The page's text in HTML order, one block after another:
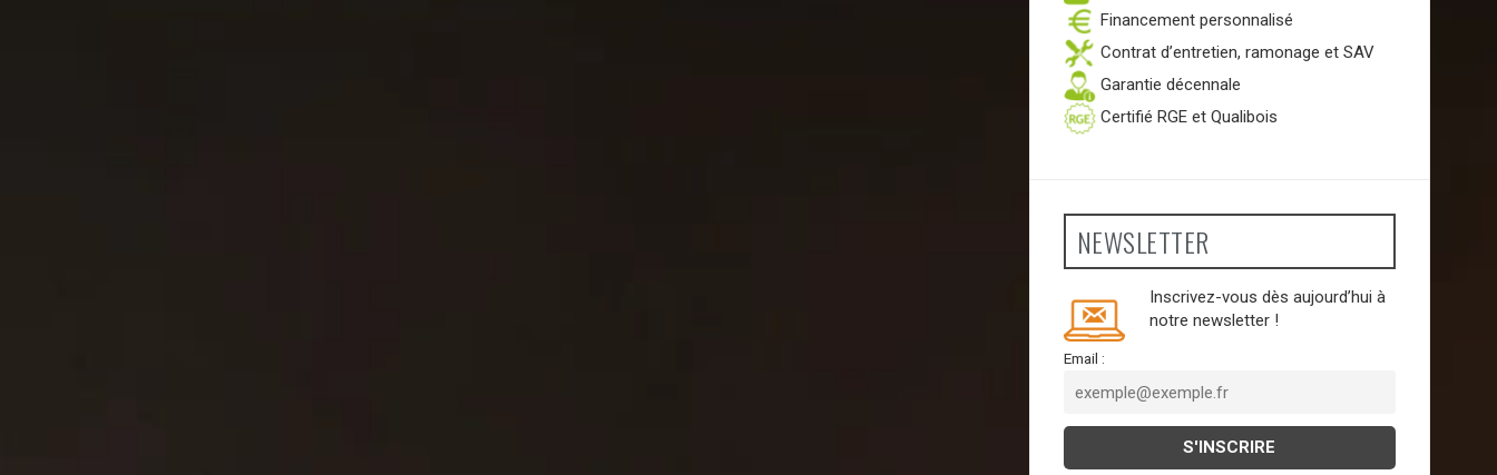
Financement personnalisé
Contrat d’entretien, ramonage et SAV
Garantie décennale
Certifié RGE et Qualibois
NEWSLETTER
Inscrivez-vous dès aujourd’hui à
notre newsletter !
Email :